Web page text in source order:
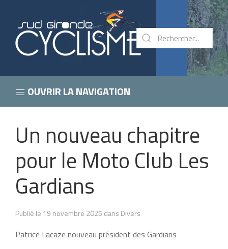
OUVRIR LA NAVIGATION
Un nouveau chapitre
pour le Moto Club Les
Gardians
Publié le 19 novembre 2025 dans Divers
Patrice Lacaze nouveau président des Gardians